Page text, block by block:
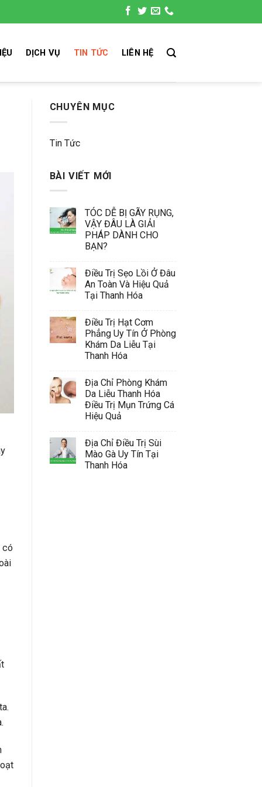
DỊCH VỤ TIN TỨC LIÊN HỆ
có
CHUYÊN MỤC
Tin Tức
BÀI VIẾT MỚI
TÓC DỄ BỊ GÃY RỤNG,
VẬY ĐÂU LÀ GIẢI
PHÁP DÀNH CHO
BẠN?
Điều Trị Sẹo Lồi Ở Đâu
An Toàn Và Hiệu Quả
Tại Thanh Hóa
Điều Trị Hạt Cơm
Phẳng Uy Tín Ở Phòng
Khám Da Liễu Tại
Thanh Hóa
Địa Chỉ Phòng Khám
Da Liễu Thanh Hóa
Điều Trị Mụn Trứng Cá
Hiệu Quả
Địa Chỉ Điều Trị Sùi
Mào Gà Uy Tín Tại
Thanh Hóa